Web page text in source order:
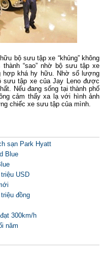
bộ sưu tập xe “khủng” không
“sao” nhờ bộ sưu tập xe
hợp khá hy hữu. Nhờ số lượng
sưu tập xe của Jay Leno được
Nếu đang sống tại thành phố
cảm thấy xa lạ với hình ảnh
chiếc xe sưu tập của mình.
sạn Park Hyatt
Blue
USD
đồng
300km/h
năm